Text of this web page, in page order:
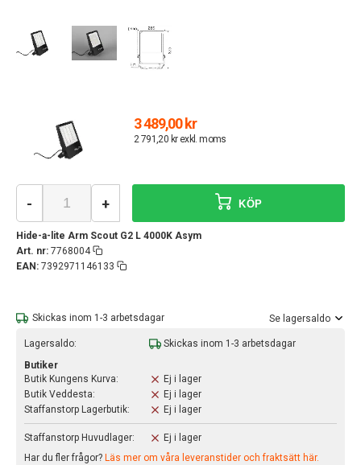
3 489,00 kr
2 791,20 kr exkl. moms
Hide-a-lite Arm Scout G2 L 4000K Asym
Art. nr: 7768004
EAN: 7392971146133
- + KÖP
Skickas inom 1-3 arbetsdagar Se lagersaldo
Lagersaldo:
Skickas inom 1-3 arbetsdagar
Butiker
Butik Kungens Kurva:
Ej i lager
Butik Veddesta:
Ej i lager
Staffanstorp Lagerbutik:
Ej i lager
Staffanstorp Huvudlager:
Ej i lager
Har du fler frågor? Läs mer om våra leveranstider och fraktsätt här.